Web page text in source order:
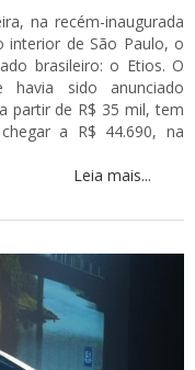
na recém-inaugurada
interior de São Paulo, o
brasileiro: o Etios. O
sido anunciado
partir de R$ 35 mil, tem
a R$ 44.690, na
Leia mais...